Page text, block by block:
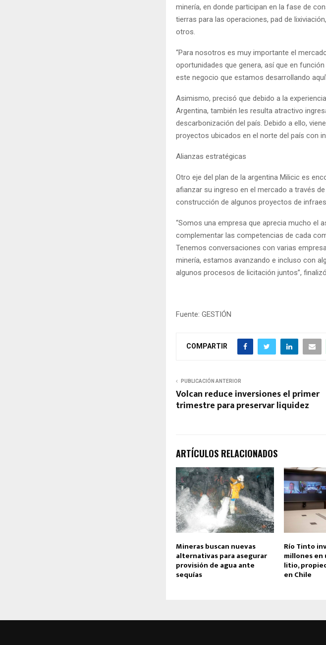
minería, en donde participan en la fase de
tierras para las operaciones, pad de
otros.
“Para nosotros es muy importante el
oportunidades que genera, así que en
este negocio que estamos desarrollando
Asimismo, precisó que debido a la
Argentina, también les resulta atractivo
descarbonización del país. Debido a ello,
proyectos ubicados en el norte del país con
Alianzas estratégicas
Otro eje del plan de la argentina Milicic es
afianzar su ingreso en el mercado a través
construcción de algunos proyectos de
“Somos una empresa que aprecia mucho el
complementar las competencias de cada
Tenemos conversaciones con varias
minería, estamos avanzando e incluso con
algunos procesos de licitación juntos”,
Fuente: GESTIÓN
COMPARTIR
PUBLICACIÓN ANTERIOR
Volcan reduce inversiones el primer
trimestre para preservar liquidez
ARTÍCULOS RELACIONADOS
Mineras buscan nuevas
alternativas para asegurar
provisión de agua ante
sequías
Río Tinto
millones
litio,
en Chile